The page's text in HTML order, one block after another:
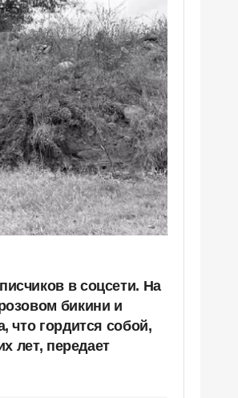
в соцсети. На
бикини и
что гордится собой,
лет, передает